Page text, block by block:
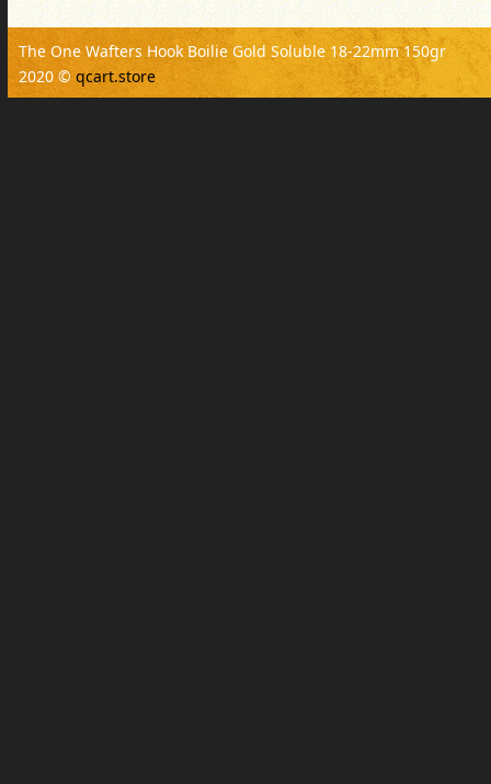
The One Wafters Hook Boilie Gold Soluble 18-22mm 150gr
2020 © qcart.store